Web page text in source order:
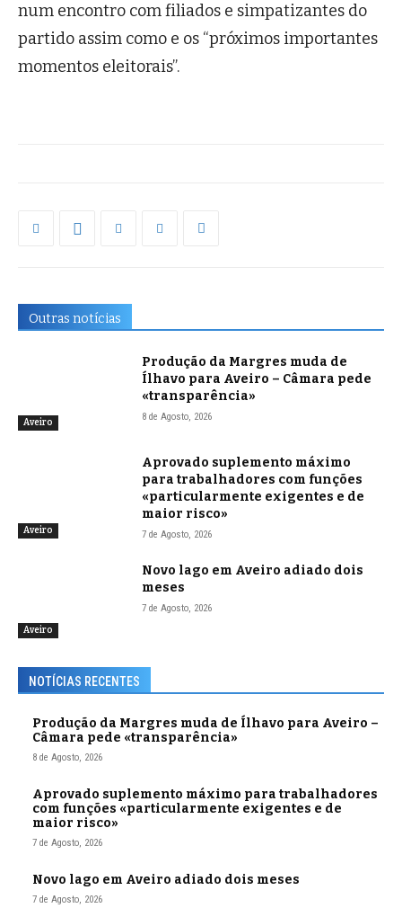
num encontro com filiados e simpatizantes do
partido assim como e os “próximos importantes
momentos eleitorais”.
Outras notícias
Aveiro
Produção da Margres muda de
Ílhavo para Aveiro – Câmara pede
«transparência»
8 de Agosto, 2026
Aveiro
Aprovado suplemento máximo
para trabalhadores com funções
«particularmente exigentes e de
maior risco»
7 de Agosto, 2026
Aveiro
Novo lago em Aveiro adiado dois
meses
7 de Agosto, 2026
NOTÍCIAS RECENTES
Produção da Margres muda de Ílhavo para Aveiro –
Câmara pede «transparência»
8 de Agosto, 2026
Aprovado suplemento máximo para trabalhadores
com funções «particularmente exigentes e de
maior risco»
7 de Agosto, 2026
Novo lago em Aveiro adiado dois meses
7 de Agosto, 2026